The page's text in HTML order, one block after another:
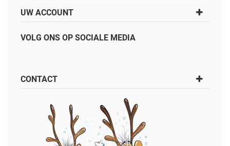
UW ACCOUNT
VOLG ONS OP SOCIALE MEDIA
CONTACT